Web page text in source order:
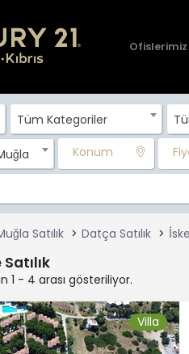
Ofislerimiz
Tüm Kategoriler
Konum
Satılık Datça Satılık
1 - 4 arası gösteriliyor.
Villa